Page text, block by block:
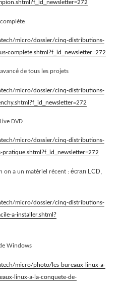
micro/dossier/cinq-distributions-
complete.shtml?f_id_newsletter=272
de tous les projets
micro/dossier/cinq-distributions-
DVD
micro/dossier/cinq-distributions-
on a un matériel récent : écran LCD,
micro/dossier/cinq-distributions-
a-installer.shtml?
Windows
micro/photo/les-bureaux-linux-a-
linux-a-la-conquete-de-